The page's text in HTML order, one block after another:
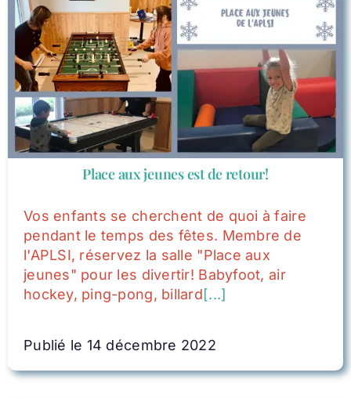
Place aux jeunes est de retour!
Vos enfants se cherchent de quoi à faire
pendant le temps des fêtes. Membre de
l'APLSI, réservez la salle "Place aux
jeunes" pour les divertir! Babyfoot, air
hockey, ping-pong, billard[...]
Publié le 14 décembre 2022